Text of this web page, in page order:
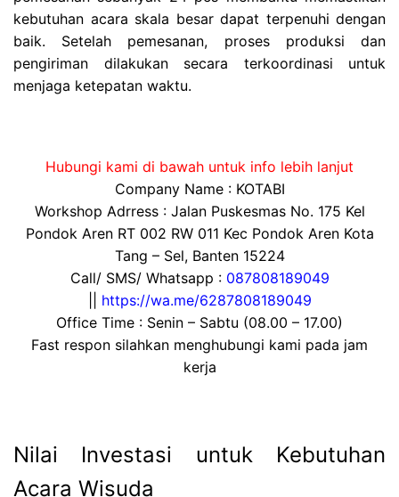
kebutuhan acara skala besar dapat terpenuhi dengan
baik. Setelah pemesanan, proses produksi dan
pengiriman dilakukan secara terkoordinasi untuk
menjaga ketepatan waktu.
Hubungi kami di bawah untuk info lebih lanjut
Company Name : KOTABI
Workshop Adrress : Jalan Puskesmas No. 175 Kel
Pondok Aren RT 002 RW 011 Kec Pondok Aren Kota
Tang – Sel, Banten 15224
Call/ SMS/ Whatsapp : 087808189049
https://wa.me/6287808189049
Office Time : Senin – Sabtu (08.00 – 17.00)
Fast respon silahkan menghubungi kami pada jam
kerja
Nilai Investasi untuk Kebutuhan
Acara Wisuda